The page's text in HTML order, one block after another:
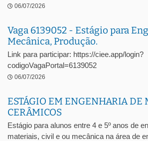
06/07/2026
Vaga 6139052 - Estágio para
Mecânica, Produção.
Link para participar: https://ciee.app/login?
codigoVagaPortal=6139052
06/07/2026
ESTÁGIO EM ENGENHARIA DE
CERÂMICOS
Estágio para alunos entre 4 e 5º anos de
materiais, civil e ou mecânica na área de